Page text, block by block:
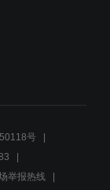
号
举报热线